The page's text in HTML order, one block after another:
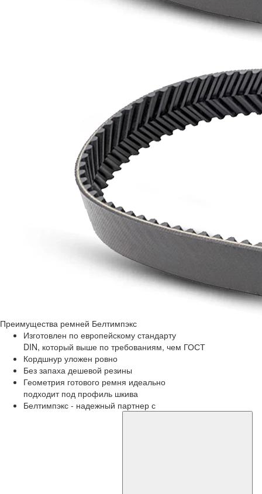
Преимущества ремней Белтимпэкс
Изготовлен по европейскому стандарту
DIN, который выше по требованиям, чем ГОСТ
Кордшнур уложен ровно
Без запаха дешевой резины
Геометрия готового ремня идеально
подходит под профиль шкива
Белтимпэкс - надежный партнер с